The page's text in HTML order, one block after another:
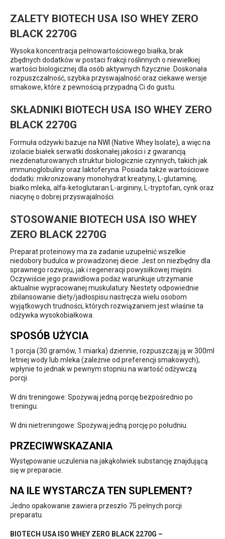
ZALETY BIOTECH USA ISO WHEY ZERO
BLACK 2270G
Wysoka koncentracja pełnowartościowego białka, brak
zbędnych dodatków w postaci frakcji roślinnych o niewielkiej
wartości biologicznej dla osób aktywnych fizycznie. Doskonała
rozpuszczalność, szybka przyswajalność oraz ciekawe wersje
smakowe, które z pewnością przypadną Ci do gustu.
SKŁADNIKI BIOTECH USA ISO WHEY ZERO
BLACK 2270G
Formuła odżywki bazuje na NWI (Native Whey Isolate), a więc na
izolacie białek serwatki doskonałej jakości i z gwarancją
niezdenaturowanych struktur biologicznie czynnych, takich jak
immunoglobuliny oraz laktoferyna. Posiada także wartościowe
dodatki: mikronizowany monohydrat kreatyny, L-glutaminę,
białko mleka, alfa-ketoglutaran L-argininy, L-tryptofan, cynk oraz
niacynę o dobrej przyswajalności.
STOSOWANIE BIOTECH USA ISO WHEY
ZERO BLACK 2270G
Preparat proteinowy ma za zadanie uzupełnić wszelkie
niedobory budulca w prowadzonej diecie. Jest on niezbędny dla
sprawnego rozwoju, jak i regeneracji powysiłkowej mięśni.
Oczywiście jego prawidłowa podaż warunkuje utrzymanie
aktualnie wypracowanej muskulatury. Niestety odpowiednie
zbilansowanie diety/jadłospisu nastręcza wielu osobom
wyjątkowych trudności, których rozwiązaniem jest właśnie ta
odżywka wysokobiałkowa.
SPOSÓB UŻYCIA
1 porcja (30 gramów, 1 miarka) dziennie, rozpuszczaj ją w 300ml
letniej wody lub mleka (zależnie od preferencji smakowych),
wpłynie to jednak w pewnym stopniu na wartość odżywczą
porcji.
W dni treningowe: Spożywaj jedną porcję bezpośrednio po
treningu.
W dni nietreningowe: Spożywaj jedną porcję po południu.
PRZECIWWSKAZANIA
Występowanie uczulenia na jakąkolwiek substancję znajdującą
się w preparacie.
NA ILE WYSTARCZA TEN SUPLEMENT?
Jedno opakowanie zawiera przeszło 75 pełnych porcji
preparatu.
BIOTECH USA ISO WHEY ZERO BLACK 2270G –